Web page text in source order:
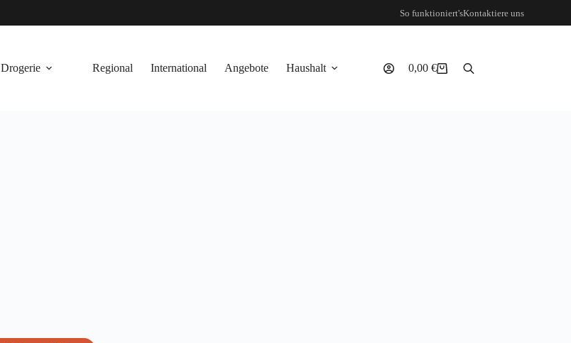
So funktioniert'sKontaktiere uns
Drogerie Regional International Angebote Haushalt Warenkorb
0,00 €